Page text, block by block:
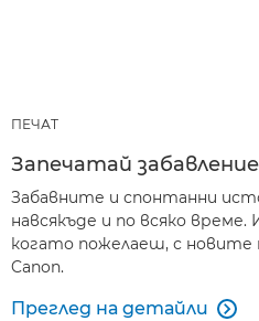
ПЕЧАТ
Запечатай
Забавните и спонтанни
навсякъде и по всяко
когато пожелаеш, с
Canon.
Преглед на детайли 